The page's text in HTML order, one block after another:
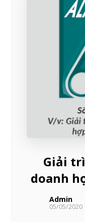
Giải
doanh
Admin
05/05/2020